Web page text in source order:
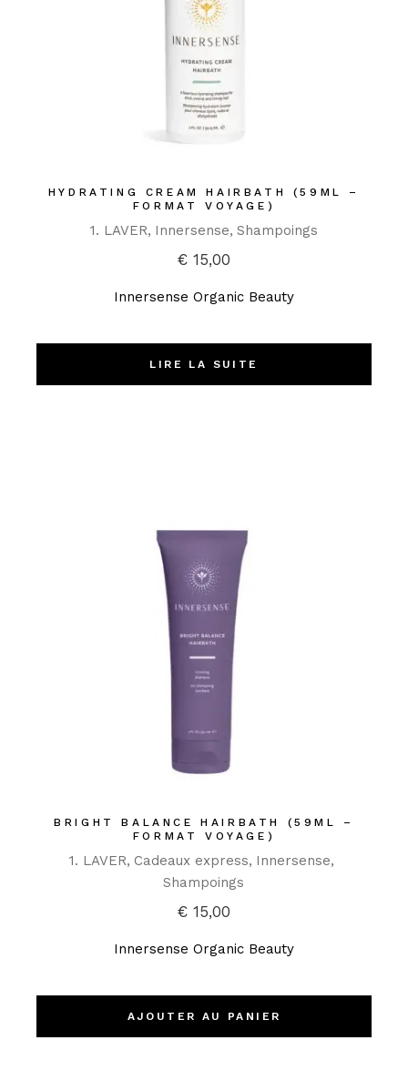
HYDRATING CREAM HAIRBATH (59ML –
FORMAT VOYAGE)
1. LAVER Innersense Shampoings
€ 15,00
Innersense Organic Beauty
LIRE LA SUITE
BRIGHT BALANCE HAIRBATH (59ML –
FORMAT VOYAGE)
1. LAVER Cadeaux express Innersense
Shampoings
€ 15,00
Innersense Organic Beauty
AJOUTER AU PANIER